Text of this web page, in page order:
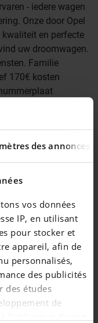
des annonces
vos données
IP, en utilisant
pour stocker et
appareil, afin de
personnalisés,
des publicités
des études
de
à l'utilisation de vos
- iedere wagen
Onze door Opel
kwaliteit en perfecte
uw droomwagen.
Familie
170€ kosten
fluohesje,
opkuis